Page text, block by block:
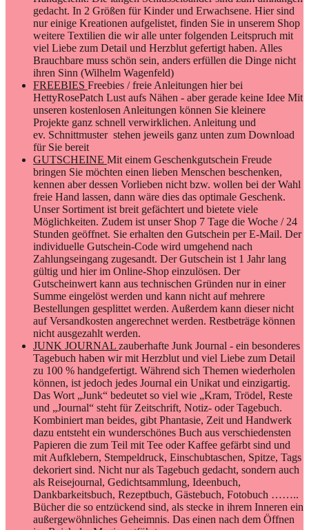
gedacht. In 2 Größen für Kinder und Erwachsene. Hier sind
nur einige Kreationen aufgelistet, finden Sie in unserem Shop
weitere Textilien die wir alle unter folgenden Leitspruch mit
viel Liebe zum Detail und Herzblut gefertigt haben. Alles
Brauchbare muss schön sein, anders erfüllen die Dinge nicht
ihren Sinn (Wilhelm Wagenfeld)
FREEBIES Freebies / freie Anleitungen hier bei
HettyRosePatch Lust aufs Nähen - aber gerade keine Idee Mit
unseren kostenlosen Anleitungen können Sie kleinere
Projekte ganz schnell verwirklichen. Anleitung und
ev. Schnittmuster stehen jeweils ganz unten zum Download
für Sie bereit
GUTSCHEINE Mit einem Geschenkgutschein Freude
bringen Sie möchten einen lieben Menschen beschenken,
kennen aber dessen Vorlieben nicht bzw. wollen bei der Wahl
freie Hand lassen, dann wäre dies das optimale Geschenk.
Unser Sortiment ist breit gefächtert und bietete viele
Möglichkeiten. Zudem ist unser Shop 7 Tage die Woche / 24
Stunden geöffnet. Sie erhalten den Gutschein per E-Mail. Der
individuelle Gutschein-Code wird umgehend nach
Zahlungseingang zugesandt. Der Gutschein ist 1 Jahr lang
gültig und hier im Online-Shop einzulösen. Der
Gutscheinwert kann aus technischen Gründen nur in einer
Summe eingelöst werden und kann nicht auf mehrere
Bestellungen gesplittet werden. Außerdem kann dieser nicht
auf Versandkosten angerechnet werden. Restbeträge können
nicht ausgezahlt werden.
JUNK JOURNAL zauberhafte Junk Journal - ein besonderes
Tagebuch haben wir mit Herzblut und viel Liebe zum Detail
zu 100 % handgefertigt. Während sich Themen wiederholen
können, ist jedoch jedes Journal ein Unikat und einzigartig.
Das Wort „Junk“ bedeutet so viel wie „Kram, Trödel, Reste
und „Journal“ steht für Zeitschrift, Notiz- oder Tagebuch.
Kombiniert man beides, gibt Phantasie, Zeit und Handwerk
dazu entsteht ein wunderschönes Buch aus verschiedensten
Papieren die zum Teil mit Tee oder Kaffee gefärbt sind und
mit Aufklebern, Stempeldruck, Einschubtaschen, Spitze, Tags
dekoriert sind. Nicht nur als Tagebuch gedacht, sondern auch
als Reisejournal, Gedichtsammlung, Ideenbuch,
Dankbarkeitsbuch, Rezeptbuch, Gästebuch, Fotobuch ……..
Bücher die so entzückend sind, als stecke in ihrem Inneren ein
außergewöhnliches Geheimnis. Das einen nach dem Öffnen